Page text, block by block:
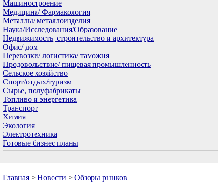
Машиностроение
Медицина/ Фармакология
Металлы/ металлоизделия
Наука/Исследования/Образование
Недвижимость, строительство и архитектура
Офис/ дом
Перевозки/ логистика/ таможня
Продовольствие/ пищевая промышленность
Сельское хозяйство
Спорт/отдых/туризм
Сырье, полуфабрикаты
Топливо и энергетика
Транспорт
Химия
Экология
Электротехника
Готовые бизнес планы
Главная > Новости > Обзоры рынков